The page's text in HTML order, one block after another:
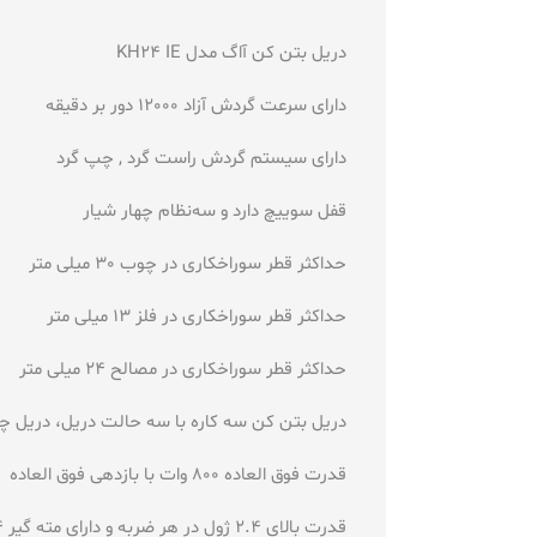
دریل بتن کن آاگ مدل KH24 IE
دارای سرعت گردش آزاد 12000 دور بر دقیقه
دارای سیستم گردش راست گرد , چپ گرد
قفل سوییچدارد وسه‌نظام چهار شیار
حداکثر قطر سوراخکاری در چوب 30 میلی متر
حداکثر قطر سوراخکاری در فلز13 میلی متر
حداکثر قطر سوراخکاری در مصالح 24 میلی متر
دریل بتن کن سه کاره با سه حالت دریل،
قدرت فوق العاده 800 وات با بازدهی فوق العاده
قدرت بالای 2.4 ژول در هر ضربه و دارای مته گیر 4 شیار SDS PLUS